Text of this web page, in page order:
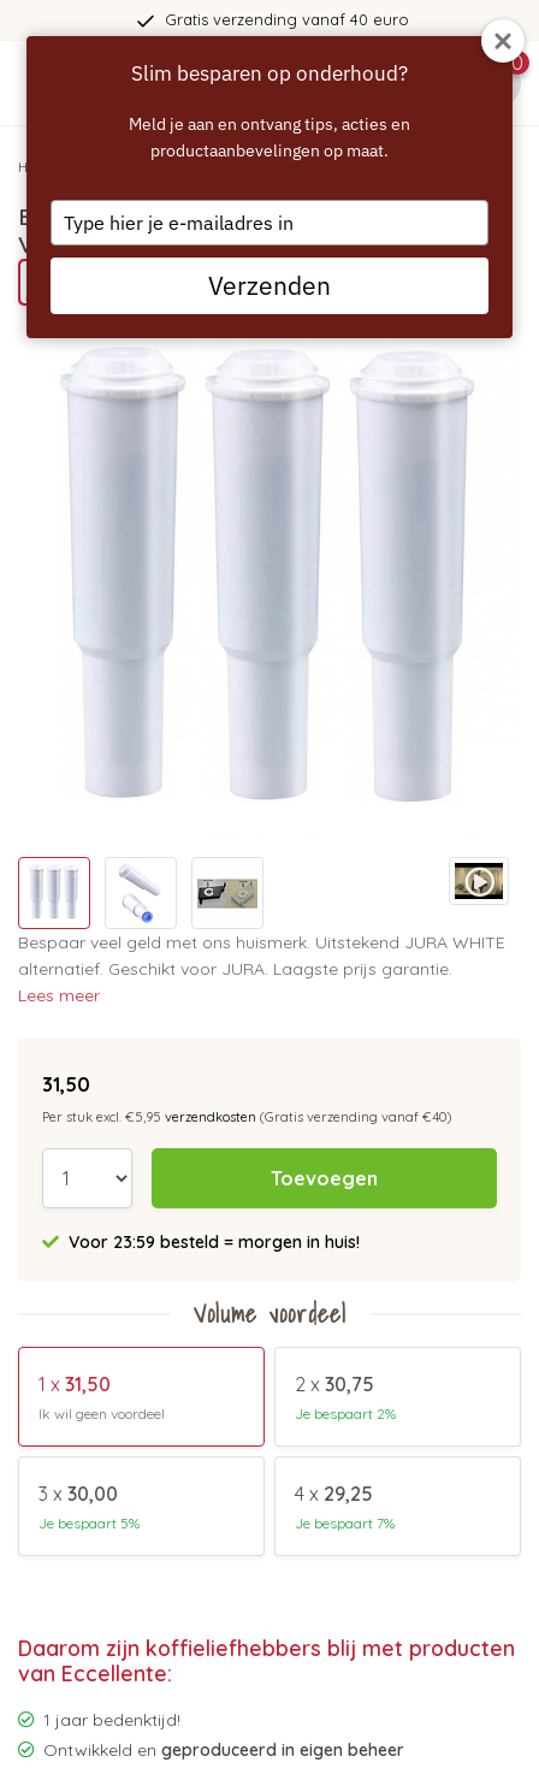
Gratis verzending vanaf 40 euro
0
Home
ECCELLENTE White Waterfilter voor Jura -
Voordeelverpakking
Probeer eens een MR TAYLOR product
Bespaar veel geld met ons huismerk. Uitstekend JURA WHITE
alternatief. Geschikt voor JURA. Laagste prijs garantie.
Lees meer
31,50
Per stuk excl. €5,95 verzendkosten (Gratis verzending vanaf €40)
Toevoegen
Voor 23:59 besteld = morgen in huis!
Volume voordeel
1 x 31,50
Ik wil geen voordeel
2 x 30,75
Je bespaart 2%
3 x 30,00
Je bespaart 5%
4 x 29,25
Je bespaart 7%
Daarom zijn koffieliefhebbers blij met producten
van Eccellente:
1 jaar bedenktijd!
Ontwikkeld en geproduceerd in eigen beheer
Slim besparen op onderhoud?
Meld je aan en ontvang tips, acties en
productaanbevelingen op maat.
Type
your
email
Verzenden